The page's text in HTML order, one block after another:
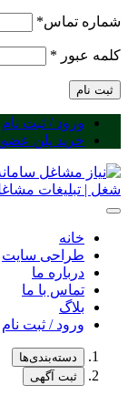
شماره تماس*
کلمه عبور *
ثبت نام
ورود / ثبت نام
خرید پلن
خانه
طراحی سایت
درباره ما
تماس با ما
بلاگ
ورود / ثبت نام
دسته‌بندی‌ها
ثبت آگهی